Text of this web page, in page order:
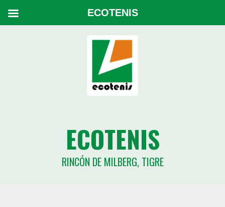
ECOTENIS
RINCÓN DE MILBERG, TIGRE
ECOTENIS